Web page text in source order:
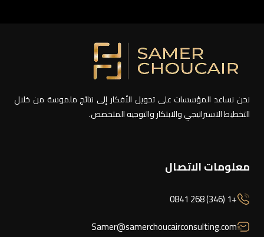
نحن نساعد المؤسسات على تحويل الأفكار إلى نتائج ملموسة من خلال
التخطيط الاستراتيجي والابتكار والتوجيه المتخصص.
معلومات الاتصال
+1 (346) 268 0841
Samer@samerchoucairconsulting.com